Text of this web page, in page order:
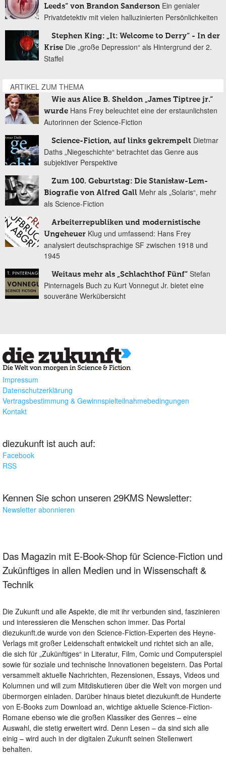
Leeds“ von Brandon Sanderson Ein genialer
Privatdetektiv mit vielen halluzinierten Persönlichkeiten
Stephen King: „It: Welcome to Derry“ - In der
Krise Die „große Depression“ als Hintergrund der 2.
Staffel
ARTIKEL ZUM THEMA
Wie aus Alice B. Sheldon „James Tiptree jr.“
wurde Hans Frey beleuchtet eine der erstaunlichsten
Autorinnen der Science-Fiction
Science-Fiction, auf links gekrempelt Dietmar
Daths „Niegeschichte“ betrachtet das Genre aus
subjektiver Perspektive
Zum 100. Geburtstag: Die Stanisław-Lem-
Biografie von Alfred Gall Mehr als „Solaris“, mehr
als Science-Fiction
Arbeiterrepubliken und modernistische
Ungeheuer Klug und umfassend: Hans Frey
analysiert deutschsprachige SF zwischen 1918 und
1945
Weitaus mehr als „Schlachthof Fünf“ Stefan
Pinternagels Buch zu Kurt Vonnegut Jr. bietet eine
souveräne Werkübersicht
Impressum
Datenschutzerklärung
Vertragsbestimmung & Gewinnspielteilnahmebedingungen
Kontakt
diezukunft ist auch auf:
Facebook
RSS
Kennen Sie schon unseren 29KMS Newsletter:
Newsletter abonnieren
Das Magazin mit E-Book-Shop für Science-Fiction und
Zukünftiges in allen Medien und in Wissenschaft &
Technik
Die Zukunft und alle Aspekte, die mit ihr verbunden sind, faszinieren
und interessieren die Menschen schon immer. Das Portal
diezukunft.de wurde von den Science-Fiction-Experten des Heyne-
Verlags mit großer Leidenschaft entwickelt und richtet sich an alle,
die sich für „Zukünftiges“ in Literatur, Film, Comic und Computerspiel
sowie für soziale und technische Innovationen begeistern. Das Portal
versammelt aktuelle Nachrichten, Rezensionen, Essays, Videos und
Kolumnen und will zum Mitdiskutieren über die Welt von morgen und
übermorgen einladen. Darüber hinaus bietet diezukunft.de Hunderte
von E-Books zum Download an, wichtige aktuelle Science-Fiction-
Romane ebenso wie die großen Klassiker des Genres – eine
Auswahl, die stetig erweitert wird. Denn Lesen – da sind sich alle
einig – wird auch in der digitalen Zukunft seinen Stellenwert
behalten.